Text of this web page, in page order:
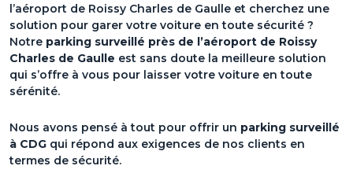
l’aéroport de Roissy Charles de Gaulle et cherchez une
solution pour garer votre voiture en toute sécurité ?
Notre parking surveillé près de l’aéroport de Roissy
Charles de Gaulle est sans doute la meilleure solution
qui s’offre à vous pour laisser votre voiture en toute
sérénité.
Nous avons pensé à tout pour offrir un parking surveillé
à CDG qui répond aux exigences de nos clients en
termes de sécurité.